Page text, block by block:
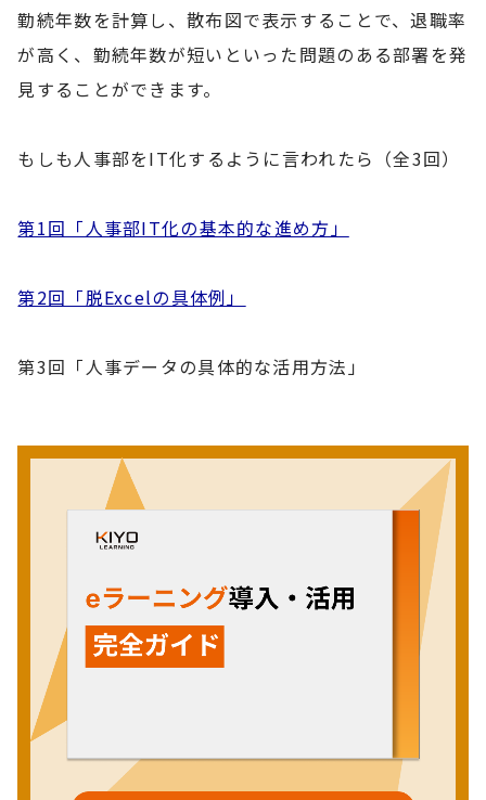
勤続年数を計算し、散布図で表示することで、退職率
が高く、勤続年数が短いといった問題のある部署を発
見することができます。
もしも人事部をIT化するように言われたら（全3回）
第1回「人事部IT化の基本的な進め方」
第2回「脱Excelの具体例」
第3回「人事データの具体的な活用方法」